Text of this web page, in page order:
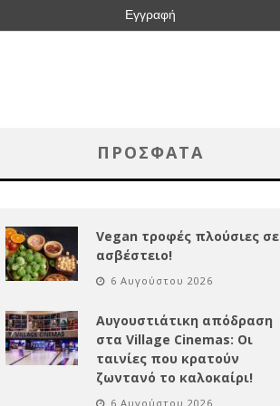
ΠΡΌΣΦΑΤΑ
Vegan τροφές πλούσιες σε
ασβέστειο!
6 Αυγούστου 2026
Αυγουστιάτικη απόδραση
στα Village Cinemas: Οι
ταινίες που κρατούν
ζωντανό το καλοκαίρι!
6 Αυγούστου 2026